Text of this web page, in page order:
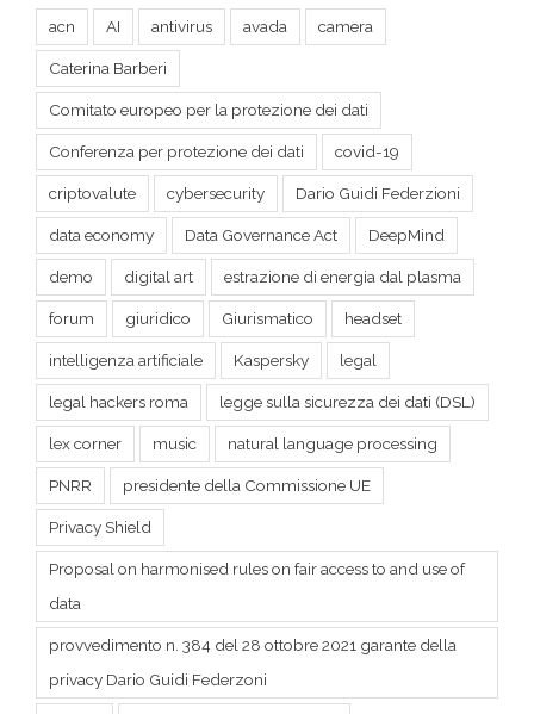
acn AI antivirus avada camera
Caterina Barberi
Comitato europeo per la protezione dei dati
Conferenza per protezione dei dati covid-19
criptovalute cybersecurity Dario Guidi Federzioni
data economy Data Governance Act DeepMind
demo digital art estrazione di energia dal plasma
forum giuridico Giurismatico headset
intelligenza artificiale Kaspersky legal
legal hackers roma legge sulla sicurezza dei dati (DSL)
lex corner music natural language processing
PNRR presidente della Commissione UE
Privacy Shield
Proposal on harmonised rules on fair access to and use of
data
provvedimento n. 384 del 28 ottobre 2021 garante della
privacy Dario Guidi Federzoni